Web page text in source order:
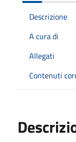
Descrizione
A cura di
Allegati
Contenuti